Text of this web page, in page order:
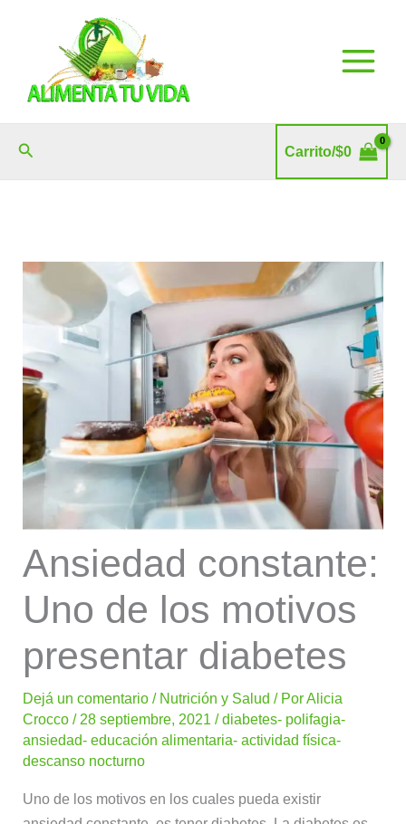
Buscar Carrito/$0
Ansiedad constante:
Uno de los motivos
presentar diabetes
Dejá un comentario / Nutrición y Salud / PorAlicia
Crocco/ 28 septiembre, 2021/diabetes- polifagia-
ansiedad- educación alimentaria- actividad física-
descanso nocturno
Uno de los motivos en los cuales pueda existir